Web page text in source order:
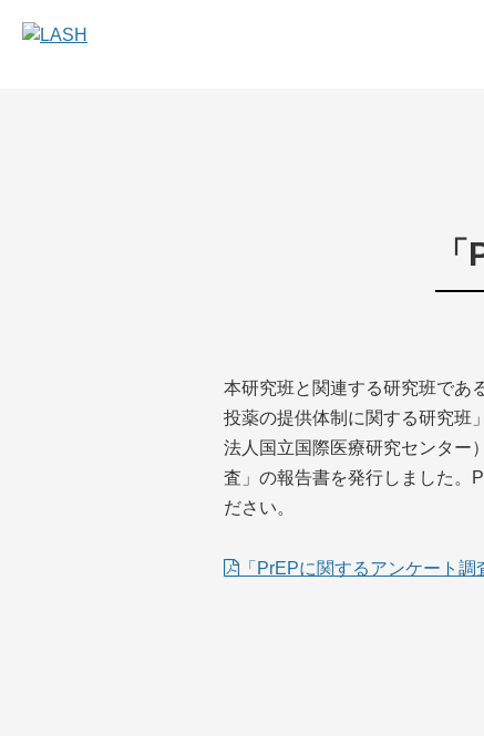
本研究班と関連する研究班であ
投薬の提供体制に関する研究班
法人国立国際医療研究センター
査」の報告書を発行しました。
ださい。
「PrEPに関するアンケート調